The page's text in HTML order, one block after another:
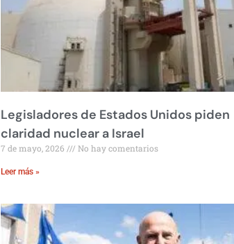
Legisladores de Estados Unidos piden
claridad nuclear a Israel
7 de mayo, 2026 No hay comentarios
Leer más »